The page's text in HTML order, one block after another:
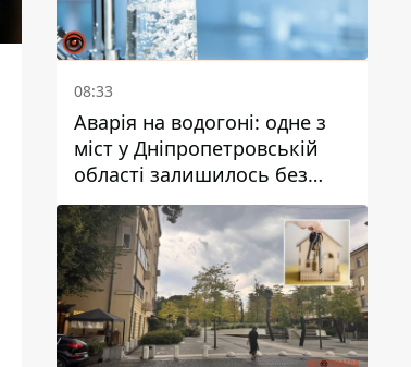
08:33
Аварія на водогоні: одне з
міст у Дніпропетровській
області залишилось без
води